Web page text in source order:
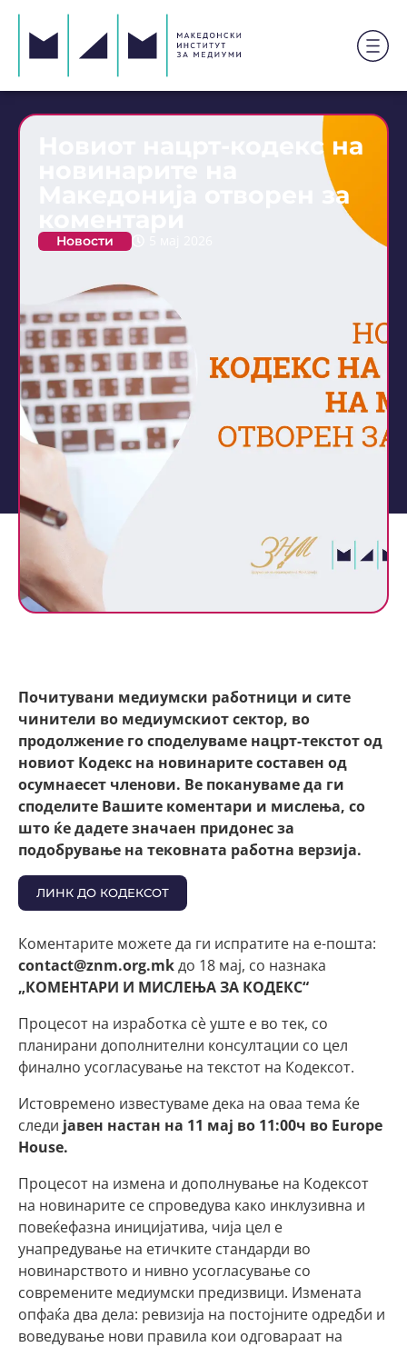
Новиот нацрт-кодекс на
Македонија отворен за
Новости
Почитувани медиумски работници и сите
чинители во медиумскиот сектор, во
продолжение го споделуваме нацрт-текстoт од
новиот Кодекс на новинарите составен од
осумнаесет членови. Ве покануваме да ги
споделите Вашите коментари и мислења, со
што ќе дадете значаен придонес за
подобрување на тековната работна верзија.
ЛИНК ДО КОДЕКСОТ
Коментарите можете да ги испратите на е-пошта:
contact@znm.org.mkдо 18 мај, со назнака
„КОМЕНТАРИ И МИСЛЕЊА ЗА КОДЕКС“
Процесот на изработка сè уште е во тек, со
планирани дополнителни консултации со цел
финално усогласување на текстот на Кодексот.
Истовремено известуваме дека на оваа тема ќе
следи јавен настан на 11 мај во 11:00ч во Europe
House.
Процесот на измена и дополнување на Кодексот
на новинарите се спроведува како инклузивна и
повеќефазна иницијатива, чија цел е
унапредување на етичките стандарди во
новинарството и нивно усогласување со
современите медиумски предизвици. Измената
опфаќа два дела: ревизија на постојните одредби и
воведување нови правила кои одговараат на